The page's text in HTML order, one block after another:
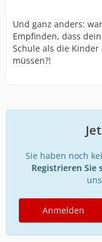
Und ganz anders:
Empfinden, dass
Schule als die
müssen?!
Sie haben noch
Registrieren Sie
Anmelden